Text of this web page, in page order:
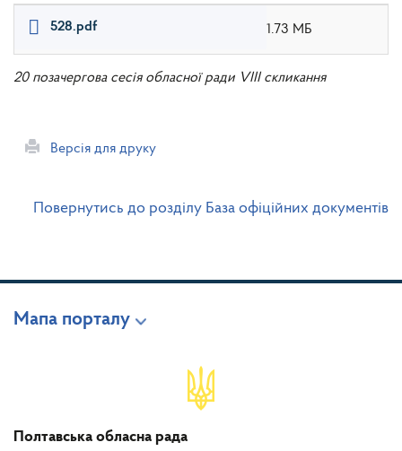
528.pdf 1.73 МБ
20 позачергова сесія обласної ради VIII скликання
Версія для друку
Повернутись до розділу База офіційних документів
Мапа порталу
Полтавська обласна рада